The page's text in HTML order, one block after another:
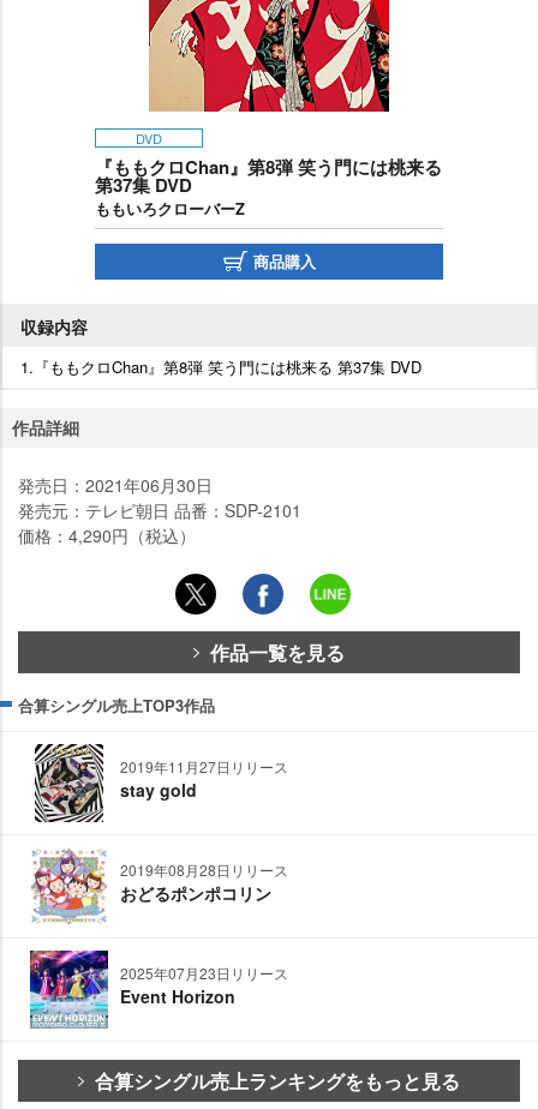
DVD
『ももクロChan』第8弾 笑う門には桃来る
第37集 DVD
ももいろクローバーZ
商品購入
収録内容
1.『ももクロChan』第8弾 笑う門には桃来る 第37集 DVD
作品詳細
発売日：2021年06月30日
発売元：テレビ朝日 品番：SDP-2101
価格：4,290円（税込）
作品一覧を見る
合算シングル売上TOP3作品
2019年11月27日リリース
stay gold
2019年08月28日リリース
おどるポンポコリン
2025年07月23日リリース
Event Horizon
合算シングル売上ランキングをもっと見る